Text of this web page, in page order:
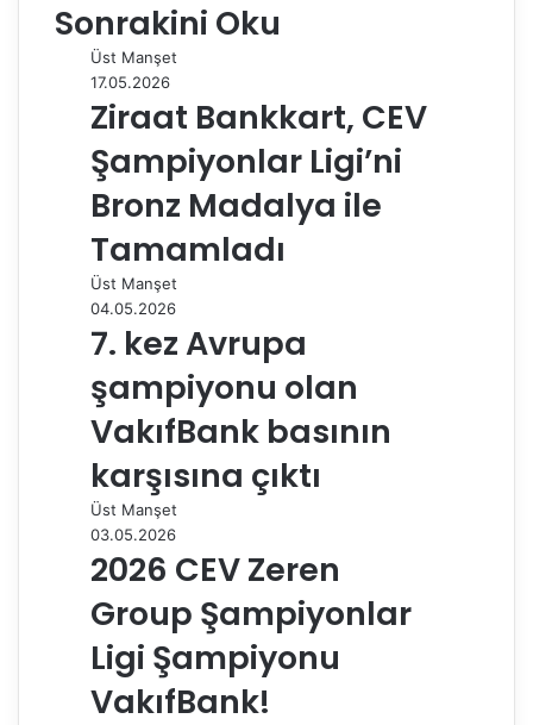
b
o
e
dr
e
r
i
t
s
A
p
p
g
r
a
m
s
t
a
i
l
p
y
l
a
ş
ı
r
Sonrakini Oku
Üst Manşet
17.05.2026
Ziraat Bankkart, CEV
Şampiyonlar Ligi’ni
Bronz Madalya ile
Tamamladı
Üst Manşet
04.05.2026
7. kez Avrupa
şampiyonu olan
VakıfBank basının
karşısına çıktı
Üst Manşet
03.05.2026
2026 CEV Zeren
Group Şampiyonlar
Ligi Şampiyonu
VakıfBank!